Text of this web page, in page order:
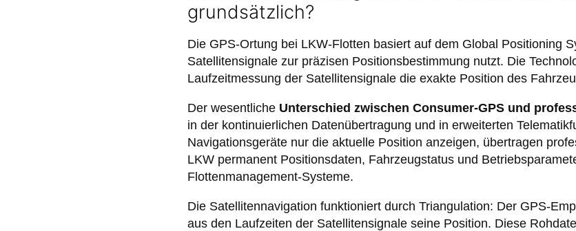
grundsätzlich?
Die GPS-Ortung bei LKW-Flotten basiert auf dem Global Positioning
Satellitensignale zur präzisen Positionsbestimmung nutzt. Die
Laufzeitmessung der Satellitensignale die exakte Position des
Der wesentliche Unterschied zwischen Consumer-GPS und
in der kontinuierlichen Datenübertragung und in erweiterten
Navigationsgeräte nur die aktuelle Position anzeigen, übertragen
LKW permanent Positionsdaten, Fahrzeugstatus und
Flottenmanagement-Systeme.
Die Satellitennavigation funktioniert durch Triangulation: Der GPS-
aus den Laufzeiten der Satellitensignale seine Position. Diese